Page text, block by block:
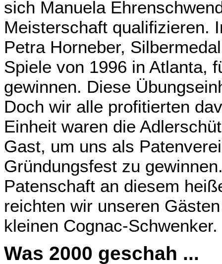
sich Manuela
Meisterschaft qualifizieren.
Petra Horneber,
Spiele von 1996 in Atlanta,
gewinnen. Diese
Doch wir alle profitierten
Einheit waren die
Gast, um uns als
Gründungsfest zu
Patenschaft an diesem
reichten wir unseren
kleinen Cognac-Schwenker.
Was 2000 geschah ...